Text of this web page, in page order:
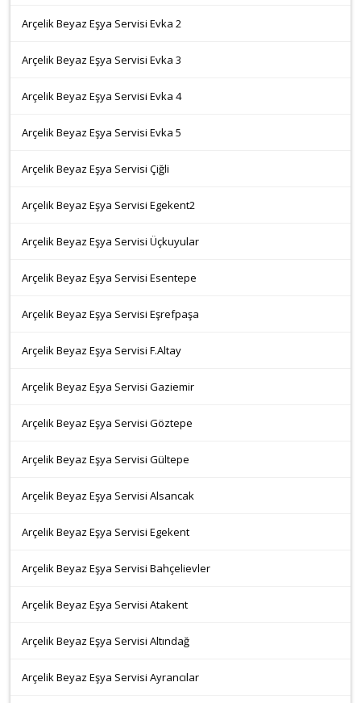
Arçelik Beyaz Eşya Servisi Evka 2
Arçelik Beyaz Eşya Servisi Evka 3
Arçelik Beyaz Eşya Servisi Evka 4
Arçelik Beyaz Eşya Servisi Evka 5
Arçelik Beyaz Eşya Servisi Çiğli
Arçelik Beyaz Eşya Servisi Egekent2
Arçelik Beyaz Eşya Servisi Üçkuyular
Arçelik Beyaz Eşya Servisi Esentepe
Arçelik Beyaz Eşya Servisi Eşrefpaşa
Arçelik Beyaz Eşya Servisi F.Altay
Arçelik Beyaz Eşya Servisi Gaziemir
Arçelik Beyaz Eşya Servisi Göztepe
Arçelik Beyaz Eşya Servisi Gültepe
Arçelik Beyaz Eşya Servisi Alsancak
Arçelik Beyaz Eşya Servisi Egekent
Arçelik Beyaz Eşya Servisi Bahçelievler
Arçelik Beyaz Eşya Servisi Atakent
Arçelik Beyaz Eşya Servisi Altındağ
Arçelik Beyaz Eşya Servisi Ayrancılar